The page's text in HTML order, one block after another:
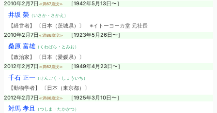
2010年2月7日 ≪満67歳没≫ ［1942年5月13日〜］
井坂 榮（いさか・さかえ）
【経営者】 〔日本（茨城県）〕 ※イトーヨーカ堂 元社長
2010年2月7日 ≪満86歳没≫ ［1923年5月26日〜］
桑原 富雄（くわばら・とみお）
【政治家】 〔日本（愛媛県）〕
2012年2月7日 ≪満62歳没≫ ［1949年4月23日〜］
千石 正一（せんごく・しょういち）
【動物学者】 〔日本（東京都）〕
2012年2月7日 ≪満86歳没≫ ［1925年3月10日〜］
対馬 孝且 （つしま・たかかつ）